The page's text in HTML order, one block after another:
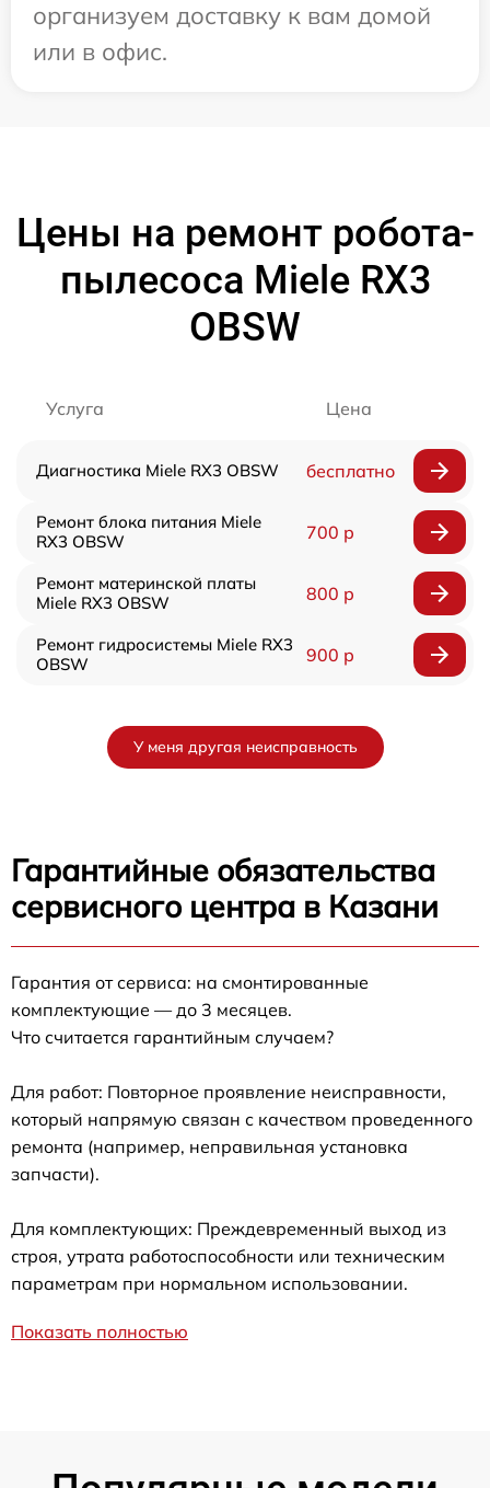
организуем доставку к вам домой
или в офис.
Цены на ремонт робота-
пылесоса Miele RX3
OBSW
Услуга Цена
Диагностика Miele RX3 OBSW бесплатно
Ремонт блока питания Miele
RX3 OBSW
700 р
Ремонт материнской платы
Miele RX3 OBSW
800 р
Ремонт гидросистемы Miele RX3
OBSW
900 р
У меня другая неисправность
Гарантийные обязательства
сервисного центра в Казани
Гарантия от сервиса: на смонтированные
комплектующие — до 3 месяцев.
Что считается гарантийным случаем?
Для работ: Повторное проявление неисправности,
который напрямую связан с качеством проведенного
ремонта (например, неправильная установка
запчасти).
Для комплектующих: Преждевременный выход из
строя, утрата работоспособности или техническим
параметрам при нормальном использовании.
Показать полностью